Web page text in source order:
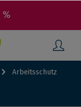
%
Arbeitsschutz